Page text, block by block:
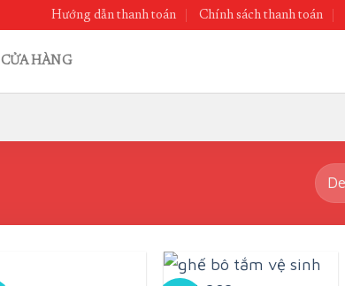
Hướng dẫn thanh toán Chính sách thanh toán
CỬA HÀNG